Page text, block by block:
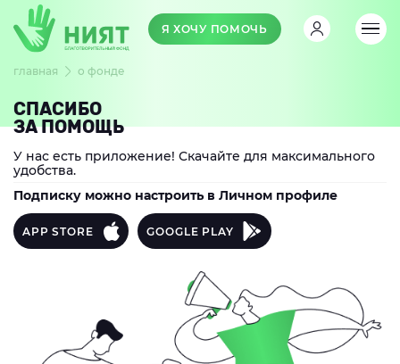
Я ХОЧУ ПОМОЧЬ
главная о фонде
СПАСИБО
ЗА ПОМОЩЬ
У нас есть приложение! Скачайте для максимального
удобства.
Подписку можно настроить в Личном профиле
APP STORE GOOGLE PLAY